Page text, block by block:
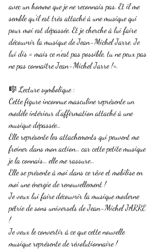
avec un homme que je ne reconnais pas. Et il me
semble qu'il est très attaché à une musique qui
pour moi est dépassée. Et je cherche à lui faire
découvrir la musique de Jean-Michel Jarre. Je
lui dis « mais ce n'est pas possible, tu ne peux pas
ne pas connaître Jean-Michel Jarre !».
🎼 Lecture symbolique :
Cette figure inconnue masculine représente un
modèle intérieur d’affirmation attaché à une
musique dépassée…
Elle représente les attachements qui peuvent me
freiner dans mon action… car cette petite musique
je la connais… elle me rassure…
Elle se présente à moi dans ce rêve et mobilise en
moi une énergie de renouvellement !
Je veux lui faire découvrir la musique moderne
pétrie de sons universels de Jean-Michel JARRE
!
Je veux le convertir à ce que cette nouvelle
musique représente de révolutionnaire !